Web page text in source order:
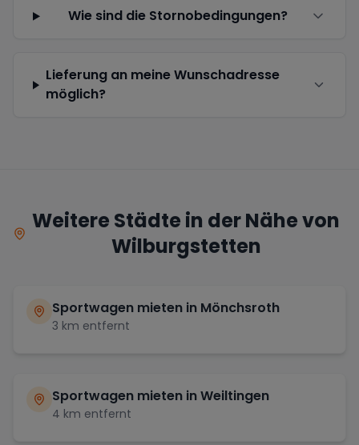
Wie sind die Stornobedingungen?
Lieferung an meine Wunschadresse
möglich?
Weitere Städte in der Nähe von
Wilburgstetten
Sportwagen mieten in Mönchsroth
3 km entfernt
Sportwagen mieten inWeiltingen
4 km entfernt